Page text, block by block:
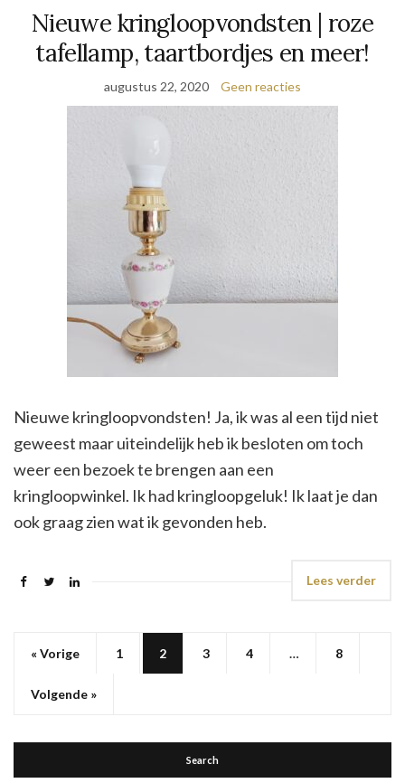
Nieuwe kringloopvondsten | roze
tafellamp, taartbordjes en meer!
augustus 22, 2020 Geen reacties
Nieuwe kringloopvondsten! Ja, ik was al een tijd niet
geweest maar uiteindelijk heb ik besloten om toch
weer een bezoek te brengen aan een
kringloopwinkel. Ik had kringloopgeluk! Ik laat je dan
ook graag zien wat ik gevonden heb.
Lees verder
« Vorige 1 2 3 4 … 8
Volgende »
Search